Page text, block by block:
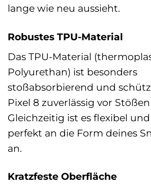
lange wie neu aussieht.
Robustes TPU-Material
Das TPU-Material
Polyurethan) ist besonders
stoßabsorbierend und
Pixel 8 zuverlässig vor
Gleichzeitig ist es flexibel
perfekt an die Form deines
an.
Kratzfeste Oberfläche